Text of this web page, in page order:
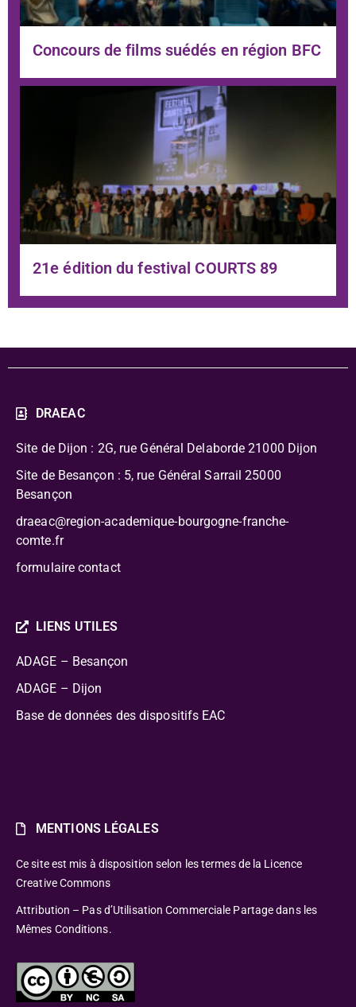
Concours de films suédés en région BFC
21e édition du festival COURTS 89
DRAEAC
Site de Dijon : 2G, rue Général Delaborde 21000 Dijon
Site de Besançon : 5, rue Général Sarrail 25000
Besançon
draeac@region-academique-bourgogne-franche-
comte.fr
formulaire contact
LIENS UTILES
ADAGE – Besançon
ADAGE – Dijon
Base de données des dispositifs EAC
MENTIONS LÉGALES
Ce site est mis à disposition selon les termes de la Licence
Creative Commons
Attribution – Pas d’Utilisation Commerciale Partage dans les
Mêmes Conditions.